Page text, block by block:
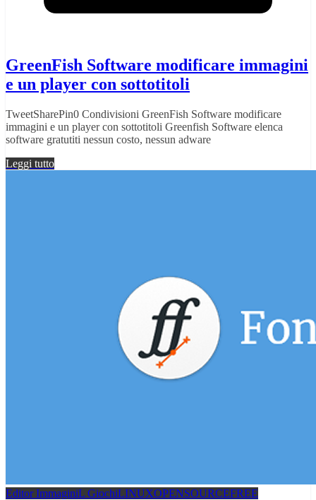
GreenFish Software modificare immagini
e un player con sottotitoli
TweetSharePin0 Condivisioni GreenFish Software modificare
immagini e un player con sottotitoli Greenfish Software elenca
software gratutiti nessun costo, nessun adware
Leggi tutto
Editor ImmaginiL GiochiLINUXOPENSOURCEFREE